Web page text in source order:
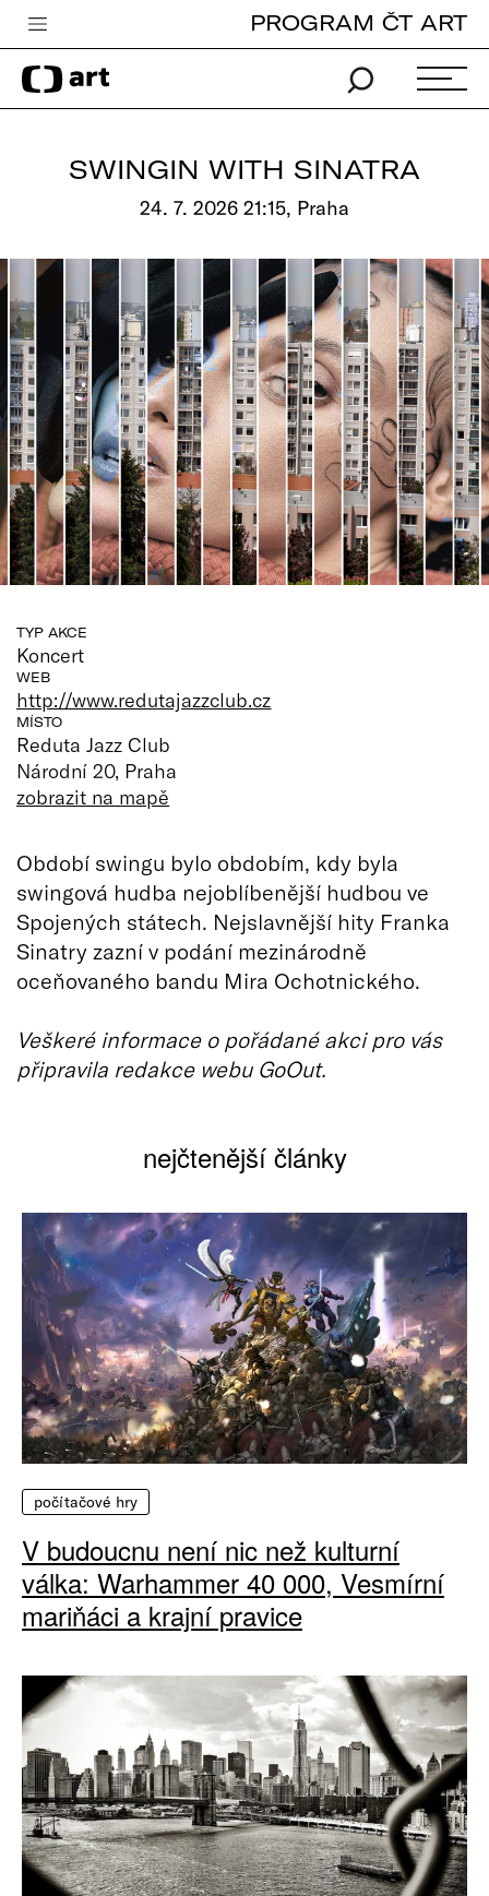
Česká televize
Zpravodajství
Pro děti
edu
Vše o ČT
PROGRAM ČT ART
SWINGIN WITH SINATRA
24. 7. 2026 21:15, Praha
TYP AKCE
Koncert
WEB
http://www.redutajazzclub.cz
MÍSTO
Reduta Jazz Club
Národní 20, Praha
zobrazit na mapě
Období swingu bylo obdobím, kdy byla
swingová hudba nejoblíbenější hudbou ve
Spojených státech. Nejslavnější hity Franka
Sinatry zazní v podání mezinárodně
oceňovaného bandu Mira Ochotnického.
Veškeré informace o pořádané akci pro vás
připravila redakce webu GoOut.
nejčtenější články
počítačové hry
V budoucnu není nic než kulturní
válka: Warhammer 40 000, Vesmírní
mariňáci a krajní pravice